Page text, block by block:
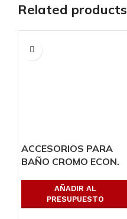
Related products
ACCESORIOS PARA
BAÑO CROMO ECON.
AÑADIR AL
PRESUPUESTO